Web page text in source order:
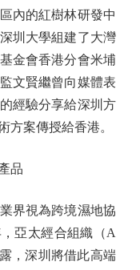
內的紅樹林研發中
圳大學組建了大灣
金會香港分會米埔
文賢繼曾向媒體表
經驗分享給深圳方
方案傳授給香港。
品
界視為跨境濕地協
亞太經合組織（A
，深圳將借此高端